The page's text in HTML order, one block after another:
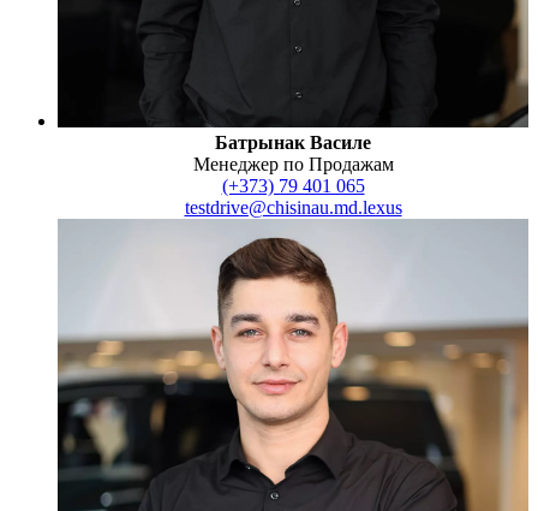
Батрынак Василе
Менеджер по Продажам
(+373) 79 401 065
testdrive@chisinau.md.lexus